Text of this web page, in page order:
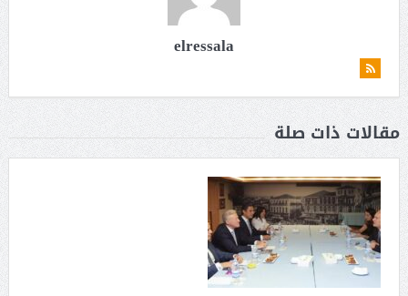
elressala
مقالات ذات صلة